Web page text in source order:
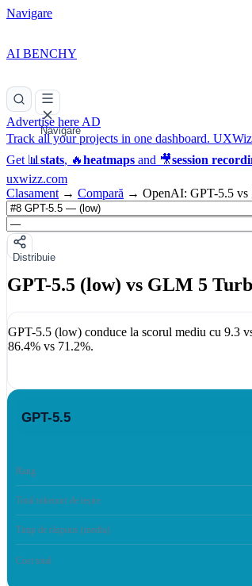
Navigare
AI BENCHY
Navigare
Advertise here AD
Track all your projects in one dashboard.
Get 📊 stats, 🔥heatmaps and 🎥session
uxwizz.com
Clasament → Compară → OpenAI: GPT-5.5
Distribuie
GPT-5.5 (low) vs GLM 5
GPT-5.5 (low) conduce la scorul mediu cu 9.3
86.4% vs 71.2%.
GPT-5.5
Rang
Total tokenuri de ieșire
Timp de răspuns (mediu)
Cost total